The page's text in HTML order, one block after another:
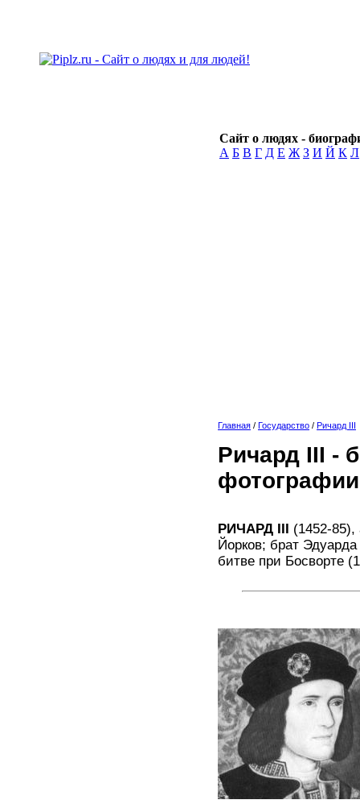
Сайт о людях -
А Б В Г Д Е Ж З И Й К Л
Главная / Государство / Ричард III
Ричард III -
РИЧАРД III
(1452-85),
Йорков; брат
битве при Босворте